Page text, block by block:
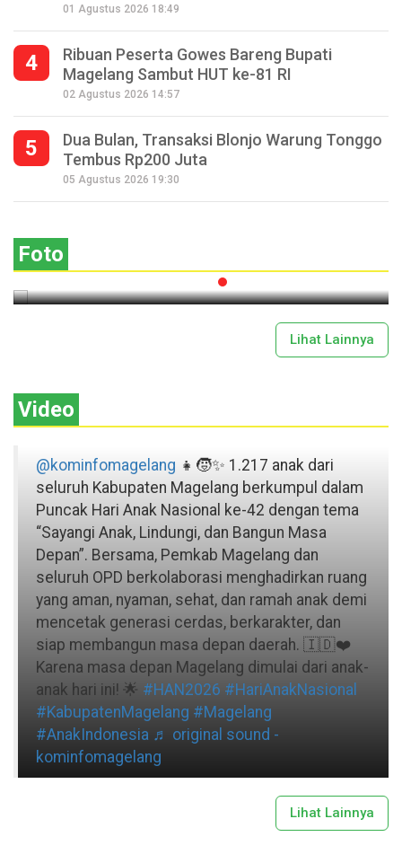
01 Agustus 2026 18:49
4
Ribuan Peserta Gowes Bareng Bupati
Magelang Sambut HUT ke-81 RI
02 Agustus 2026 14:57
5
Dua Bulan, Transaksi Blonjo Warung Tonggo
Tembus Rp200 Juta
05 Agustus 2026 19:30
Foto
Seperempat Abad Perhelatan Festival
Lima Gunung XXV Kobarkan Semangat
Lihat Lainnya
Video
@kominfomagelang 👧🧒✨ 1.217 anak dari
seluruh Kabupaten Magelang berkumpul dalam
Puncak Hari Anak Nasional ke-42 dengan tema
“Sayangi Anak, Lindungi, dan Bangun Masa
Depan”. Bersama, Pemkab Magelang dan
seluruh OPD berkolaborasi menghadirkan ruang
yang aman, nyaman, sehat, dan ramah anak demi
mencetak generasi cerdas, berkarakter, dan
siap membangun masa depan daerah. 🇮🇩❤️
Karena masa depan Magelang dimulai dari anak-
anak hari ini! 🌟 #HAN2026 #HariAnakNasional
#KabupatenMagelang #Magelang
#AnakIndonesia ♬ original sound -
kominfomagelang
Lihat Lainnya